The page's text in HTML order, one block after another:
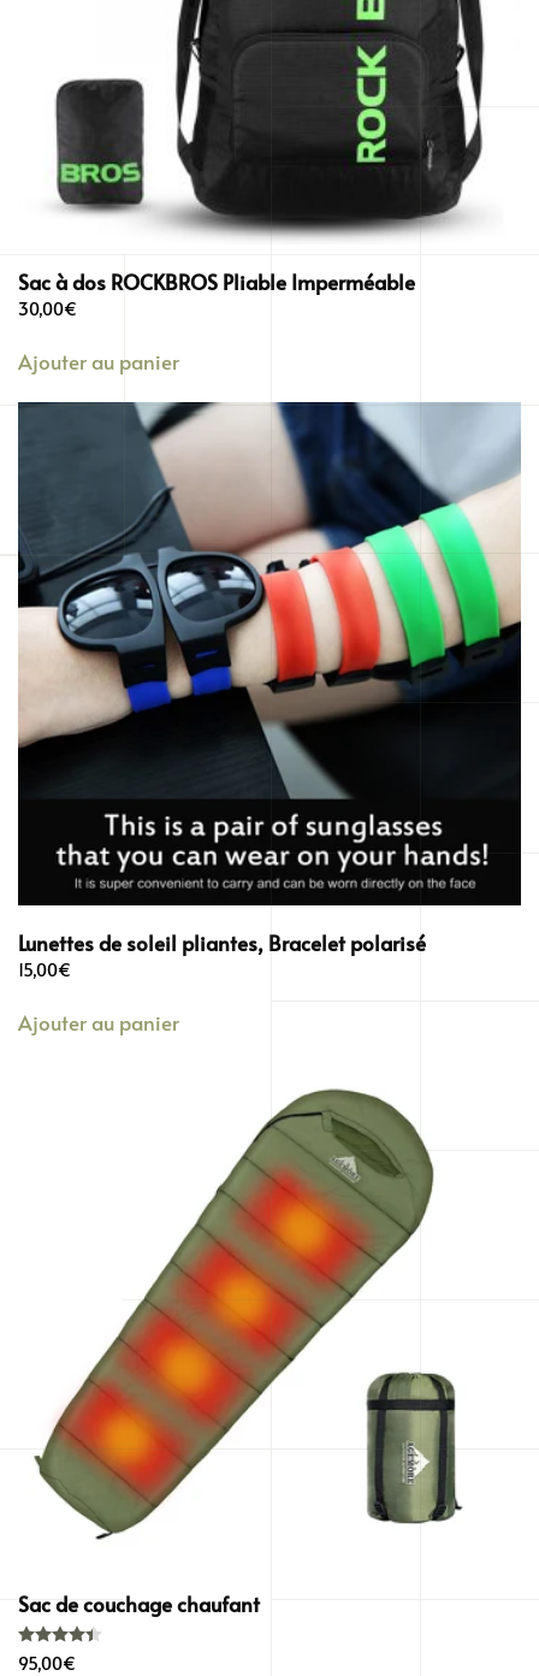
Sac à dos ROCKBROS Pliable Imperméable
30,00€
Ajouter au panier
Lunettes de soleil pliantes, Bracelet polarisé
15,00€
Ajouter au panier
Sac de couchage chaufant
95,00€